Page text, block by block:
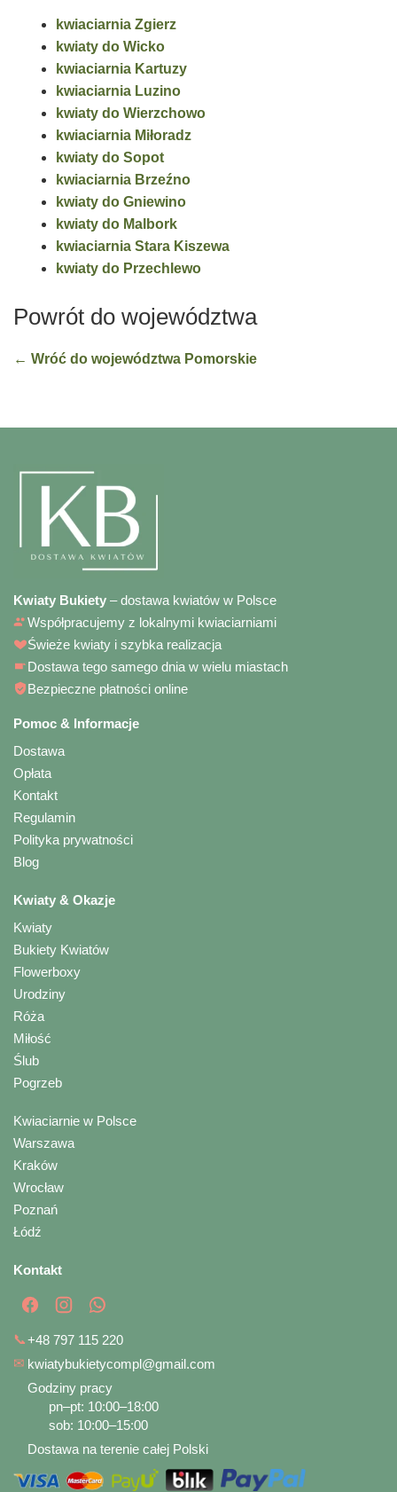
kwiaciarnia Zgierz
kwiaty do Wicko
kwiaciarnia Kartuzy
kwiaciarnia Luzino
kwiaty do Wierzchowo
kwiaciarnia Miłoradz
kwiaty do Sopot
kwiaciarnia Brzeźno
kwiaty do Gniewino
kwiaty do Malbork
kwiaciarnia Stara Kiszewa
kwiaty do Przechlewo
Powrót do województwa
← Wróć do województwa Pomorskie
Kwiaty Bukiety – dostawa kwiatów w Polsce
Współpracujemy z lokalnymi kwiaciarniami
Świeże kwiaty i szybka realizacja
Dostawa tego samego dnia w wielu miastach
Bezpieczne płatności online
Pomoc & Informacje
Dostawa
Opłata
Kontakt
Regulamin
Polityka prywatności
Blog
Kwiaty & Okazje
Kwiaty
Bukiety Kwiatów
Flowerboxy
Urodziny
Róża
Miłość
Ślub
Pogrzeb
Kwiaciarnie w Polsce
Warszawa
Kraków
Wrocław
Poznań
Łódź
Kontakt
📞+48 797 115 220
✉ kwiatybukietycompl@gmail.com
Godziny pracy
pn–pt: 10:00–18:00
sob: 10:00–15:00
Dostawa na terenie całej Polski